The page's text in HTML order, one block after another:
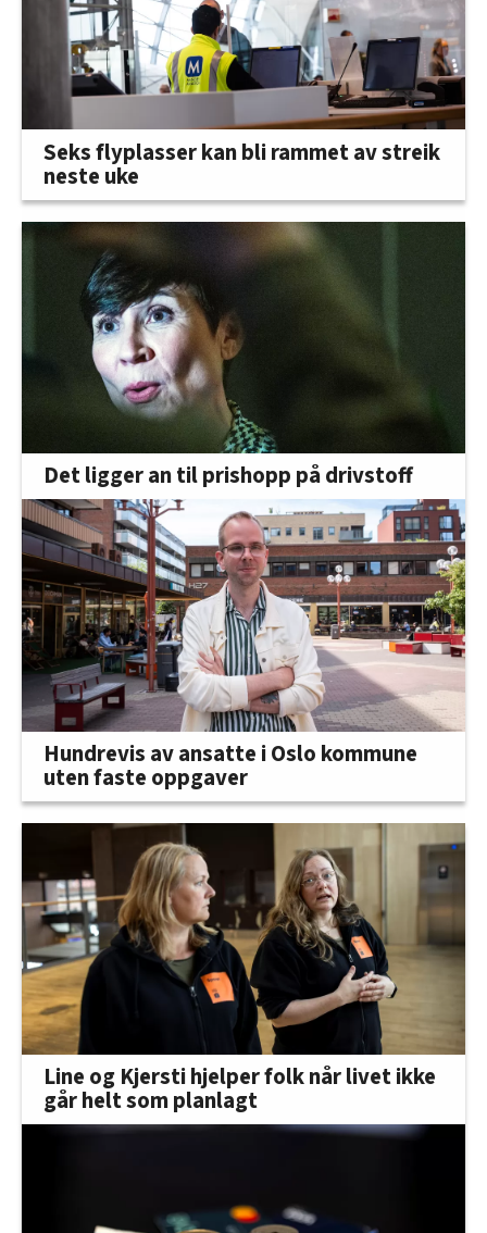
Seks flyplasser kan bli rammet av streik
neste uke
Det ligger an til prishopp på drivstoff
Hundrevis av ansatte i Oslo kommune
uten faste oppgaver
Line og Kjersti hjelper folk når livet ikke
går helt som planlagt